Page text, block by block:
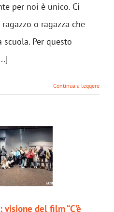
per noi è unico. Ci
o ragazza che
Per questo
Continua a leggere
del film “C’è